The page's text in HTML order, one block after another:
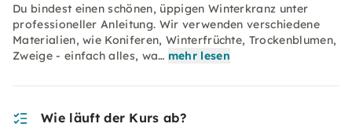
Du bindest einen schönen, üppigen Winterkranz unter
professioneller Anleitung. Wir verwenden verschiedene
Materialien, wie Koniferen, Winterfrüchte, Trockenblumen,
Zweige - einfach alles, wa… mehr lesen
Wie läuft der Kurs ab?